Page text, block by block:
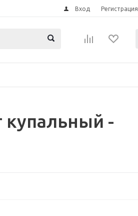
Вход Регистрация
купальный -